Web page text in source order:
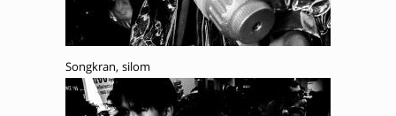
Songkran, silom